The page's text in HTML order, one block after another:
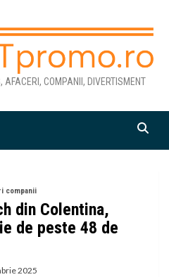
AFACERI, COMPANII, DIVERTISMENT
companii
din Colentina,
de peste 48 de
2025